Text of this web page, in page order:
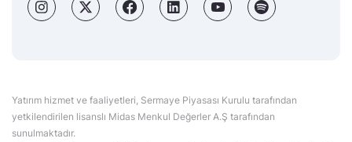
Yatırım hizmet ve faaliyetleri, Sermaye Piyasası Kurulu tarafından
yetkilendirilen lisanslı Midas Menkul Değerler A.Ş tarafından
sunulmaktadır.